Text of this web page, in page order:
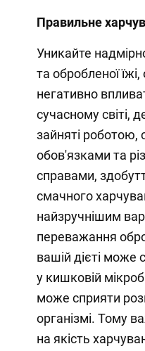
Правильне
Уникайте
та обробленої
негативно
сучасному світі,
зайняті роботою,
обов'язками та
справами,
смачного
найзручнішим
переважання
вашій дієті може
у кишковій
може сприяти
організмі. Тому
на якість